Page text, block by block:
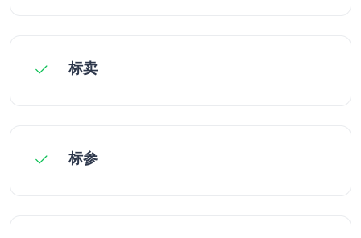
标卖
标参